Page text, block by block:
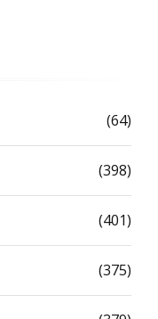
(64)
(398)
(401)
(375)